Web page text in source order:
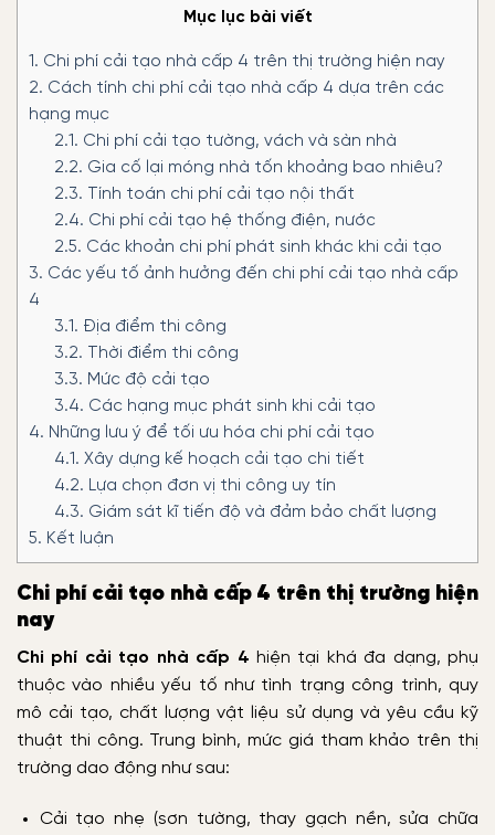
Mục lục bài viết
1. Chi phí cải tạo nhà cấp 4 trên thị trường hiện nay
2. Cách tính chi phí cải tạo nhà cấp 4 dựa trên các
hạng mục
2.1. Chi phí cải tạo tường, vách và sàn nhà
2.2. Gia cố lại móng nhà tốn khoảng bao nhiêu?
2.3. Tính toán chi phí cải tạo nội thất
2.4. Chi phí cải tạo hệ thống điện, nước
2.5. Các khoản chi phí phát sinh khác khi cải tạo
3. Các yếu tố ảnh hưởng đến chi phí cải tạo nhà cấp
4
3.1. Địa điểm thi công
3.2. Thời điểm thi công
3.3. Mức độ cải tạo
3.4. Các hạng mục phát sinh khi cải tạo
4. Những lưu ý để tối ưu hóa chi phí cải tạo
4.1. Xây dựng kế hoạch cải tạo chi tiết
4.2. Lựa chọn đơn vị thi công uy tín
4.3. Giám sát kĩ tiến độ và đảm bảo chất lượng
5. Kết luận
Chi phí cải tạo nhà cấp 4 trên thị trường hiện
nay
Chi phí cải tạo nhà cấp 4 hiện tại khá đa dạng, phụ
thuộc vào nhiều yếu tố như tình trạng công trình, quy
mô cải tạo, chất lượng vật liệu sử dụng và yêu cầu kỹ
thuật thi công. Trung bình, mức giá tham khảo trên thị
trường dao động như sau:
Cải tạo nhẹ (sơn tường, thay gạch nền, sửa chữa